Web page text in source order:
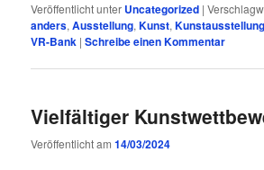
Veröffentlicht unter Uncategorized |
anders,Ausstellung,Kunst,Kunstausstellung
VR-Bank |Schreibe einen Kommentar
Vielfältiger
Veröffentlicht am14/03/2024